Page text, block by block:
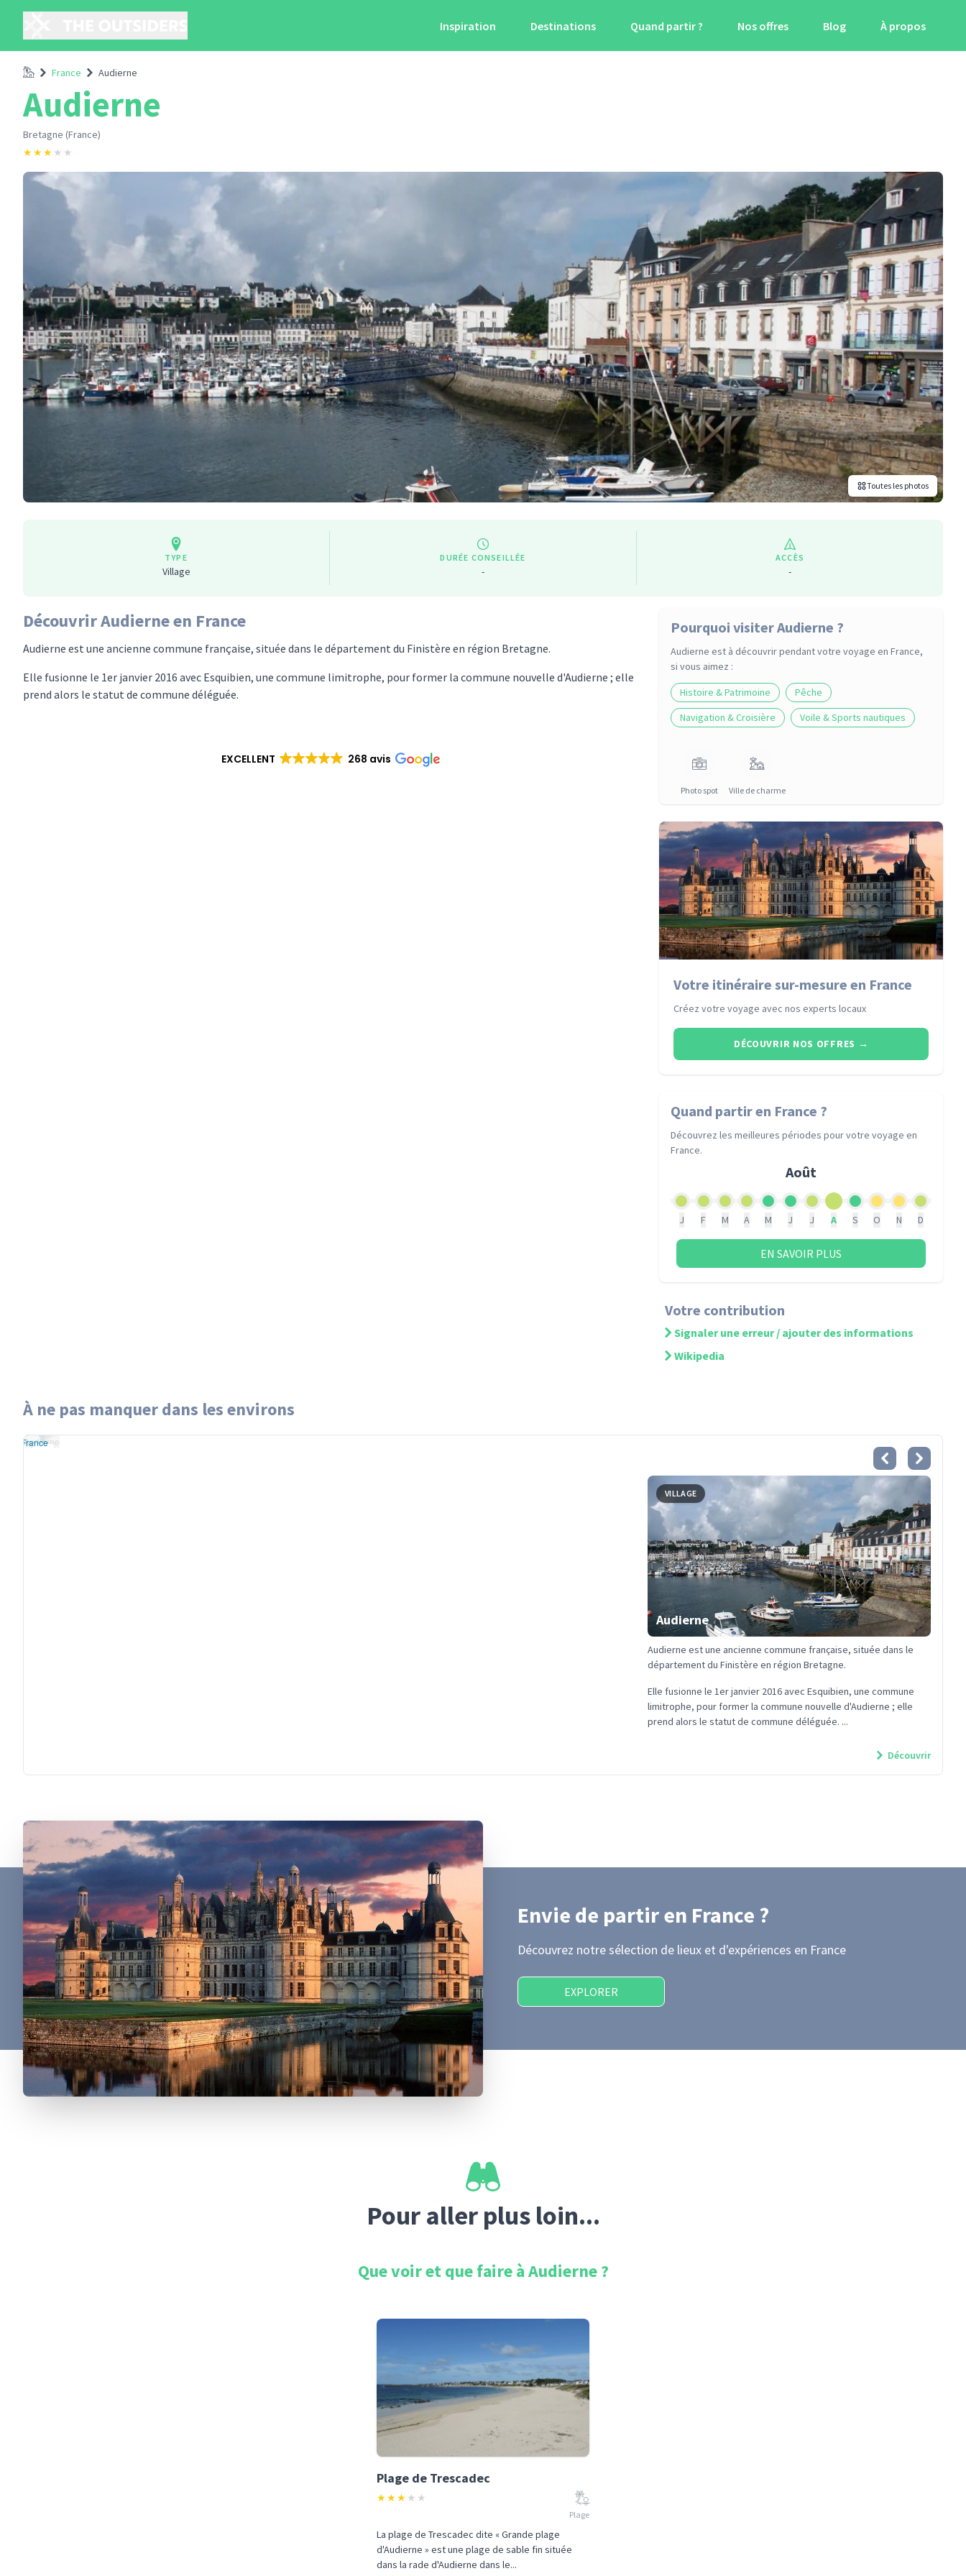
Inspiration Destinations Quand partir ? Nos offres Blog À propos
Accueil
France Audierne
Audierne
Bretagne (France)
★★★ ★ ★
Toutes les photos
TYPE
Village
DURÉE CONSEILLÉE
-
ACCÈS
-
Découvrir Audierne en France
Audierne est une ancienne commune française, située dans le département du Finistère en région Bretagne.
Elle fusionne le 1er janvier 2016 avec Esquibien, une commune limitrophe, pour former la commune nouvelle d'Audierne ; elle
prend alors le statut de commune déléguée.
EXCELLENT 268 avis
Pourquoi visiter Audierne ?
Audierne est à découvrir pendant votre voyage en France,
si vous aimez :
Histoire & Patrimoine
Pêche
Navigation & Croisière
Voile & Sports nautiques
Photo spot Ville de charme
Votre itinéraire sur-mesure en France
Créez votre voyage avec nos experts locaux
DÉCOUVRIR NOS OFFRES →
Quand partiren France ?
Découvrez les meilleures périodes pour votre voyageen
France.
Août
J F M A M J J A S O N D
EN SAVOIR PLUS
Votre contribution
Signaler une erreur / ajouter des informations
Wikipedia
À ne pas manquer dans les environs
Audierne
données ©
OSM France
Audierne
VILLAGE
Audierne
Audierne est une ancienne commune française, située dans le
département du Finistère en région Bretagne.
Elle fusionne le 1er janvier 2016 avec Esquibien, une commune
limitrophe, pour former la commune nouvelle d'Audierne ; elle
prend alors le statut de commune déléguée. ...
Découvrir
Envie de partiren France ?
Découvrez notre sélection de lieux et d'expériences en France
EXPLORER
Pour aller plus loin...
Que voir et que faire àAudierne?
Plage de Trescadec
★★★ ★ ★
Plage
La plage de Trescadec dite « Grande plage
d'Audierne » est une plage de sable fin située
dans la rade d'Audierne dans le...